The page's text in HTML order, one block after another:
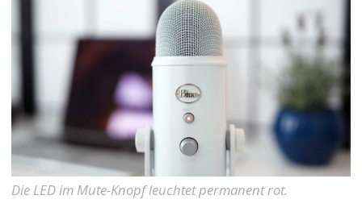
Die LED im Mute-Knopf leuchtet permanent rot.